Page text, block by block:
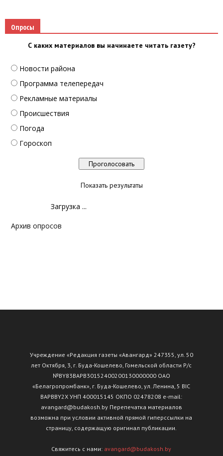
Опросы
С каких материалов вы начинаете читать газету?
Новости района
Программа телепередач
Рекламные материалы
Происшествия
Погода
Гороскоп
Показать результаты
Загрузка ...
Архив опросов
Учреждение «Редакция газеты «Авангард» 247355, ул. 50
лет Октября, 3, г. Буда-Кошелево, Гомельской области Р/с
№ВY83ВАРВ30152400200130000000 ОАО
«Белагропромбанк», г. Буда-Кошелево, ул. Ленина, 5 BIC
BAPBBY2X УНП 400015145 ОКПО 02478208 e-mail:
avangard@budakosh.by Перепечатка материалов
возможна при условии активной прямой гиперссылки на
страницу, содержащую оригинал публикации.
Свяжитесь с нами: avangard@budakosh.by